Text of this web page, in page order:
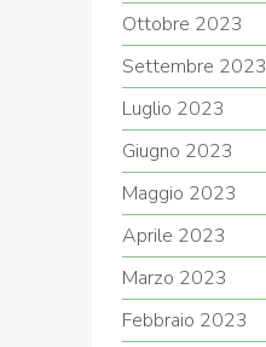
Ottobre 2023
Settembre 2023
Luglio 2023
Giugno 2023
Maggio 2023
Aprile 2023
Marzo 2023
Febbraio 2023